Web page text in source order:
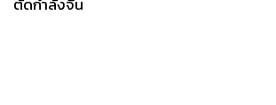
ตัดกำลังจีน